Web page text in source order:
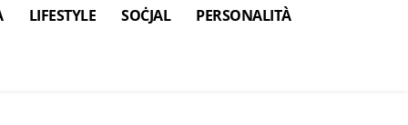
LIFESTYLE SOĊJAL PERSONALITÀ